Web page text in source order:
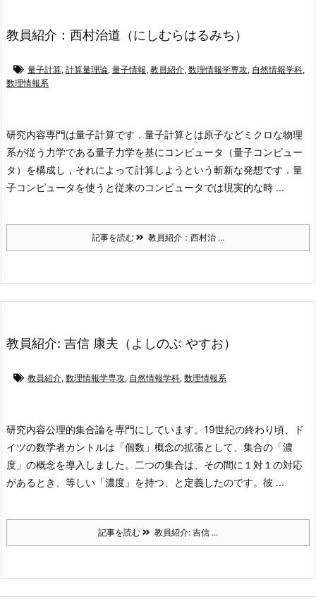
教員紹介：西村治道（にしむらはるみち）
量子計算, 計算量理論, 量子情報, 教員紹介, 数理情報学専攻, 自然情報学科,
数理情報系
研究内容専門は量子計算です．量子計算とは原子などミクロな物理
系が従う力学である量子力学を基にコンピュータ（量子コンピュー
タ）を構成し，それによって計算しようという斬新な発想です．量
子コンピュータを使うと従来のコンピュータでは現実的な時 ...
記事を読む 教員紹介：西村治 ...
教員紹介: 吉信 康夫（よしのぶ やすお）
教員紹介, 数理情報学専攻, 自然情報学科, 数理情報系
研究内容公理的集合論を専門にしています。19世紀の終わり頃、ド
イツの数学者カントルは「個数」概念の拡張として、集合の「濃
度」の概念を導入しました。二つの集合は、その間に１対１の対応
があるとき、等しい「濃度」を持つ、と定義したのです。彼 ...
記事を読む 教員紹介: 吉信 ...